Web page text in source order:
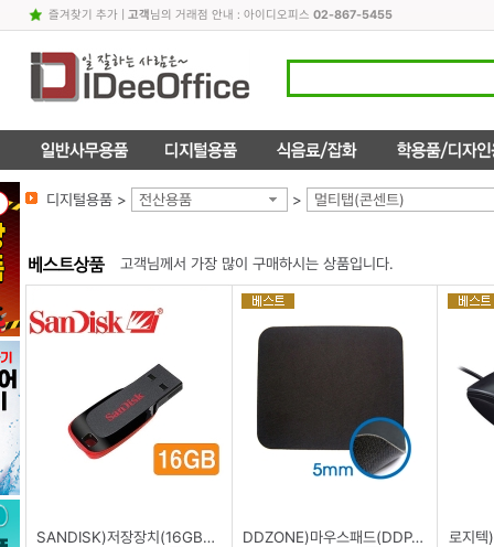
즐겨찾기 추가| 고객님의 거래점 안내 : 아이디오피스 02-867-5455
디지털용품 > 전산용품 > 멀티탭(콘센트)
고객님께서 가장 많이 구매하시는 상품입니다.
SANDISK)저장장치(16GB/Z50-BLADE)
DDZONE)마우스패드(DDP-002)
로지텍